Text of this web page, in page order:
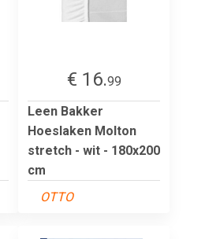
€ 16.99
Leen Bakker
Hoeslaken Molton
stretch - wit - 180x200
cm
OTTO